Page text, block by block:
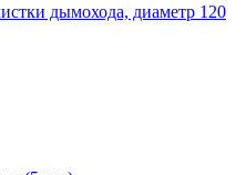
дымохода, диаметр 120